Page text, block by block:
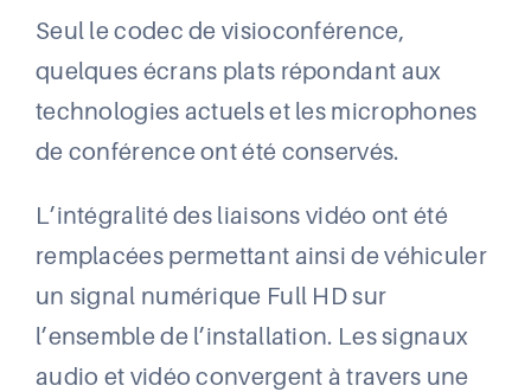
Seul le codec de visioconférence,
quelques écrans plats répondant aux
technologies actuels et les microphones
de conférence ont été conservés.
L’intégralité des liaisons vidéo ont été
remplacées permettant ainsi de véhiculer
un signal numérique Full HD sur
l’ensemble de l’installation. Les signaux
audio et vidéo convergent à travers une